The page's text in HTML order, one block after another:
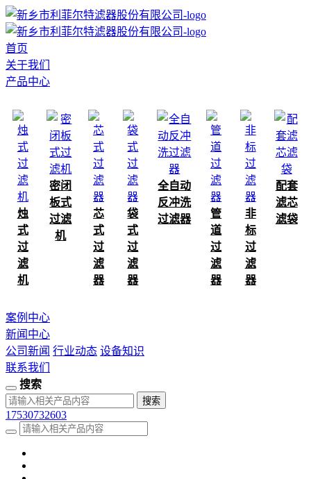
首页
关于我们
产品中心
烛
式
过
滤
机
密闭
板式
过滤
机
芯
式
过
滤
器
袋
式
过
滤
器
全自动
反冲洗
过滤器
管
道
过
滤
器
非
标
过
滤
器
配套
滤芯
滤袋
案例中心
新闻中心
公司新闻 行业动态 设备知识
联系我们
搜索
17530732603